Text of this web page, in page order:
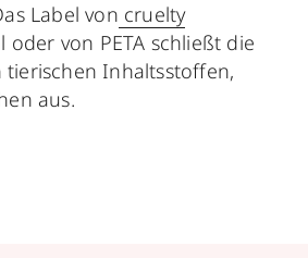
Label von cruelty
oder von PETA schließt die
tierischen Inhaltsstoffen,
aus.